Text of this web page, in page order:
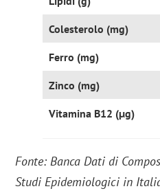
Colesterolo (mg)
Ferro (mg)
Zinco (mg)
Vitamina B12 (µg)
Fonte: Banca Dati di
Studi Epidemiologici in